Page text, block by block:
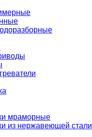
мраморные
из нержавеющей стали